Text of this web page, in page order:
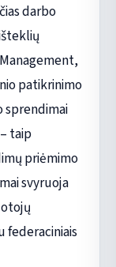
darbo
patikrinimo
sprendimai
taip
priėmimo
svyruoja
federaciniais